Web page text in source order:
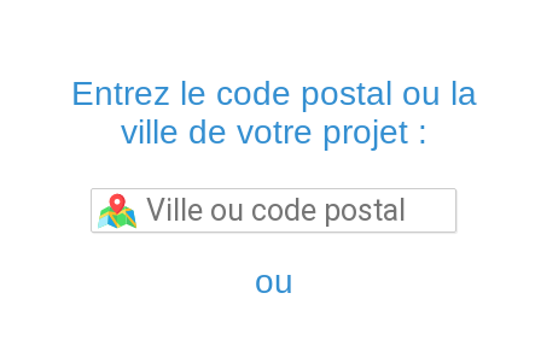
Entrez le code postal ou la
ville de votre projet :
ou